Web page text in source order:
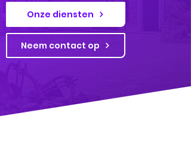
Onze diensten
Neem contact op